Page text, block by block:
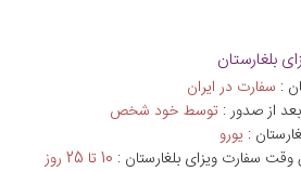
کارشناسانی مجرب مدارک شما را تنظیم
راهنماییتان خواهیم کرد. علاوه بر
کاملی در خصوص ویزای بلغارستان در
مطالعه کرده و پاسخ سوالات خود را
بلغارستان
: سفارت در ایران
از صدور : توسط خود شخص
: يورو
سفارت ویزای بلغارستان : 10 تا 25 روز